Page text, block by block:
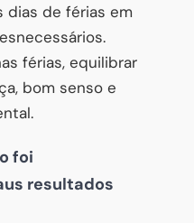
dias de férias em
férias, equilibrar
bom senso e
foi
resultados